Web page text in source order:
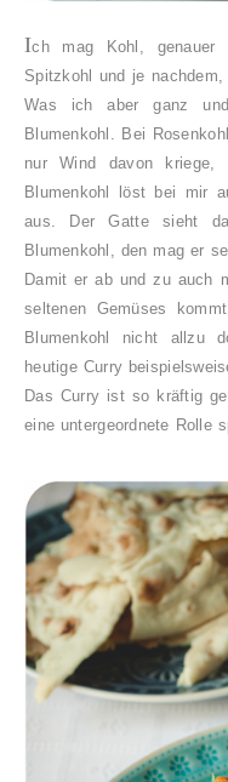
Ich mag Kohl, genauer
Spitzkohl und je
Was ich aber ganz
Blumenkohl. Bei
nur Wind davon
Blumenkohl löst bei mir
aus. Der Gatte sieht
Blumenkohl, den mag er
Damit er ab und zu auch
seltenen Gemüses
Blumenkohl nicht allzu
heutige Curry
Das Curry ist so kräftig
eine untergeordnete Rolle